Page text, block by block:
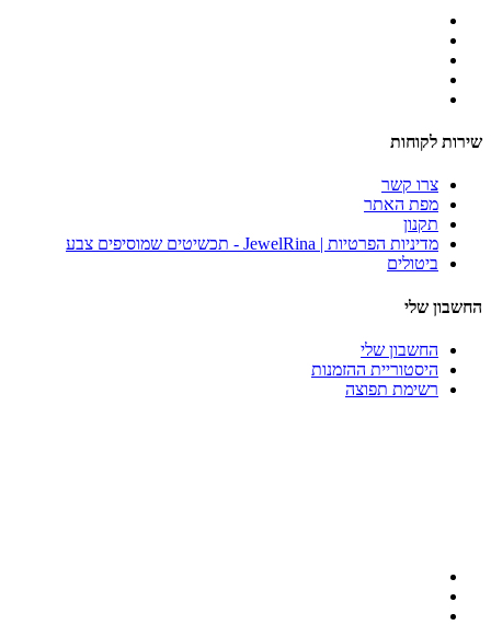
שירות לקוחות
צרו קשר
מפת האתר
תקנון
מדיניות הפרטיות | JewelRina - תכשיטים שמוסיפים צבע
ביטולים
החשבון שלי
החשבון שלי
היסטוריית ההזמנות
רשימת תפוצה